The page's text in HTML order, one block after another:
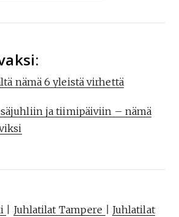
nämä 6 yleistä virhettä
ja tiimipäiviin – nämä
Juhlatilat Tampere
Juhlatilat